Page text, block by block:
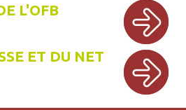
L'OFB
ET DU NET